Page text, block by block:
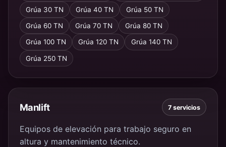
Grúa 30 TN Grúa 40 TN Grúa 50 TN
Grúa 60 TN Grúa 70 TN Grúa 80 TN
Grúa 100 TN Grúa 120 TN Grúa 140 TN
Grúa 250 TN
Manlift 7 servicios
Equipos de elevación para trabajo seguro en
altura y mantenimiento técnico.